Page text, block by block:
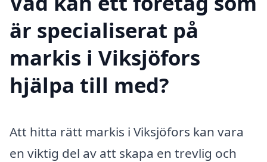
är specialiserat på
markis i Viksjöfors
hjälpa till med?
Att hitta rätt markis i Viksjöfors kan vara
en viktig del av att skapa en trevlig och